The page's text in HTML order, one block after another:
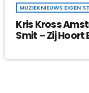
MUZIEKNIEUWS EIGEN
Kris Kross
Smit – Zij Hoort